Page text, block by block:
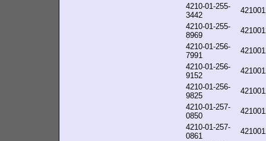
4210-01-255-
3442
4210-01-255-
8969
4210-01-256-
7991
4210-01-256-
9152
4210-01-256-
9825
4210-01-257-
0850
4210-01-257-
0861